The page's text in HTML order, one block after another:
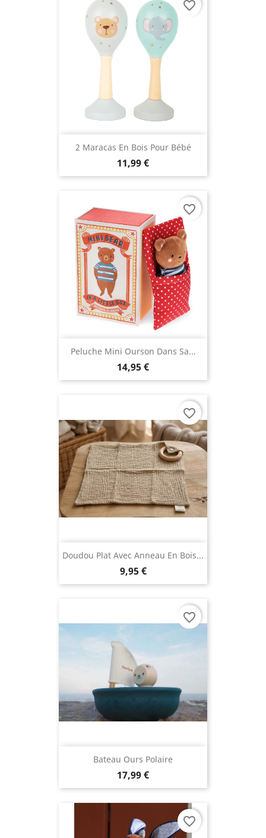
2 Maracas En Bois Pour Bébé
11,99 €
favorite_border
Peluche Mini Ourson Dans Sa...
14,95 €
favorite_border
Doudou Plat Avec Anneau En Bois...
9,95 €
favorite_border
Bateau Ours Polaire
17,99 €
favorite_border
favorite_border